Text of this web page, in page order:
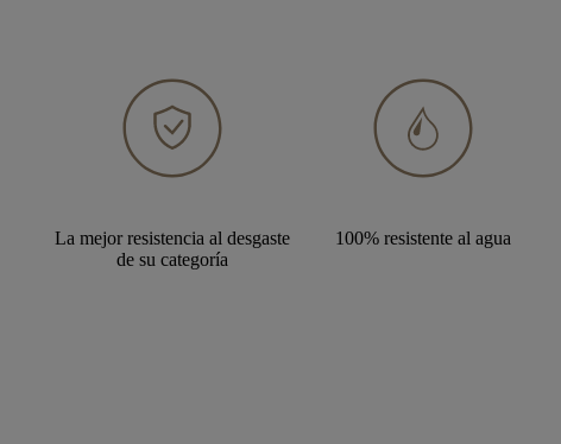
La mejor resistencia al desgaste
de su categoría
100% resistente al agua